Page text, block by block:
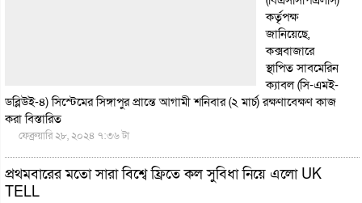
কর্তৃপক্ষ
জানিয়েছে,
কক্সবাজারে
স্থাপিত সাবমেরিন
ক্যাবল (সি-এমই-
ডব্লিউই-৪) সিস্টেমের সিঙ্গাপুর প্রান্তে আগামী শনিবার (২ মার্চ) রক্ষণাবেক্ষণ কাজ
করাবিস্তারিত
ফেব্রুয়ারি ২৮, ২০২৪ ৭:৩৬ টা
প্রথমবারের মতো সারা বিশ্বে ফ্রিতে কল সুবিধা নিয়ে এলো UK
TELL